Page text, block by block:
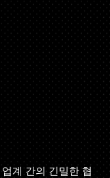
계 간의 긴밀한 협